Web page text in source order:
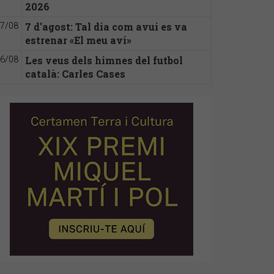
2026
08
7 d'agost: Tal dia com avui es va
estrenar «El meu avi»
08
Les veus dels himnes del futbol
català: Carles Cases